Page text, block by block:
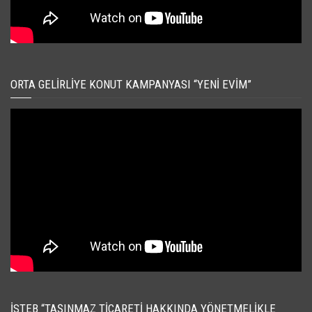
ORTA GELIRLIYE KONUT KAMPANYASI “YENI EVIM”
İSTEB “TAŞINMAZ TICARETI HAKKINDA YÖNETMELIKLE